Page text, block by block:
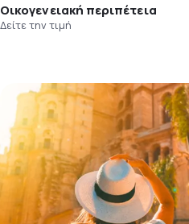
Οικογενειακή περιπέτεια
Δείτε την τιμή